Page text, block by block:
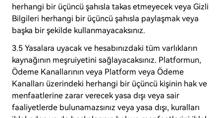
herhangi bir üçüncü şahısla takas etmeyecek veya Gizli
Bilgileri herhangi bir üçüncü şahısla paylaşmak veya
başka bir şekilde kullanmayacaksınız.
3.5 Yasalara uyacak ve hesabınızdaki tüm varlıkların
kaynağının meşruiyetini sağlayacaksınız. Platformun,
Ödeme Kanallarının veya Platform veya Ödeme
Kanalları üzerindeki herhangi bir üçüncü kişinin hak ve
menfaatlerine zarar verecek yasa dışı veya sair
faaliyetlerde bulunamazsınız veya yasa dışı, kuralları